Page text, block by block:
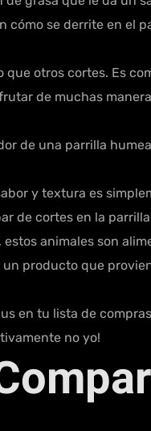
se derrite en el
otros cortes. Es
de muchas
de una parrilla
y textura es
de cortes en la
animales son
producto que
en tu lista de
no yo!